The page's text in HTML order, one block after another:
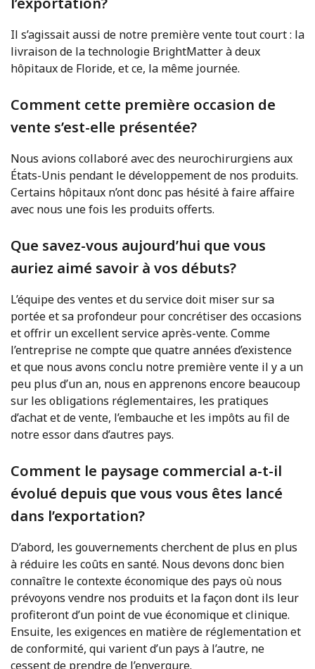
Il s’agissait aussi de notre première vente tout court : la
livraison de la technologie BrightMatter à deux
hôpitaux de Floride, et ce, la même journée.
Comment cette première occasion de
vente s’est-elle présentée?
Nous avions collaboré avec des neurochirurgiens aux
États-Unis pendant le développement de nos produits.
Certains hôpitaux n’ont donc pas hésité à faire affaire
avec nous une fois les produits offerts.
Que savez-vous aujourd’hui que vous
auriez aimé savoir à vos débuts?
L’équipe des ventes et du service doit miser sur sa
portée et sa profondeur pour concrétiser des occasions
et offrir un excellent service après-vente. Comme
l’entreprise ne compte que quatre années d’existence
et que nous avons conclu notre première vente il y a un
peu plus d’un an, nous en apprenons encore beaucoup
sur les obligations réglementaires, les pratiques
d’achat et de vente, l’embauche et les impôts au fil de
notre essor dans d’autres pays.
Comment le paysage commercial a-t-il
évolué depuis que vous vous êtes lancé
dans l’exportation?
D’abord, les gouvernements cherchent de plus en plus
à réduire les coûts en santé. Nous devons donc bien
connaître le contexte économique des pays où nous
prévoyons vendre nos produits et la façon dont ils leur
profiteront d’un point de vue économique et clinique.
Ensuite, les exigences en matière de réglementation et
de conformité, qui varient d’un pays à l’autre, ne
cessent de prendre de l’envergure.